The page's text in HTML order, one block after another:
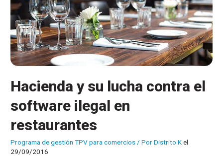
Hacienda y su lucha contra el
software ilegal en
restaurantes
Programa de gestión TPV para comercios / PorDistrito Kel
29/09/2016